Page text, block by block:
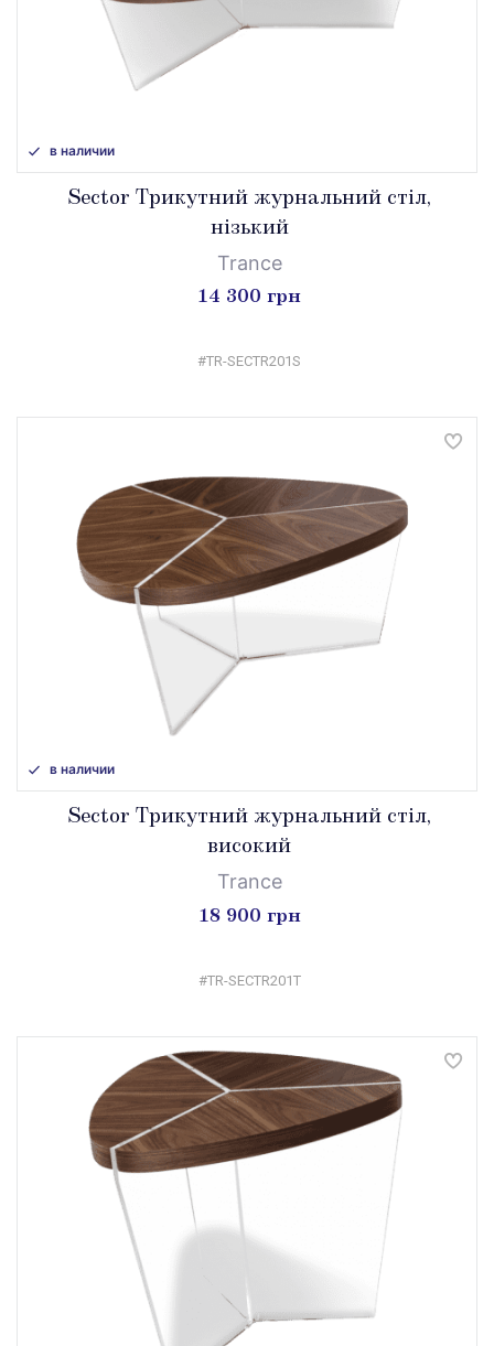
в наличии
Sector Трикутний журнальний стіл,
нізький
Trance
14 300 грн
#TR-SECTR201S
в наличии
Sector Трикутний журнальний стіл,
високий
Trance
18 900 грн
#TR-SECTR201T